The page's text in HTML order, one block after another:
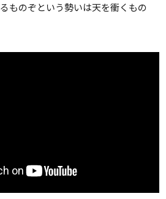
ものぞという勢いは天を衝くもの